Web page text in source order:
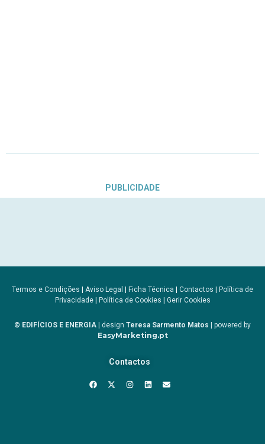
PUBLICIDADE
Termos e Condições | Aviso Legal | Ficha Técnica | Contactos | Política de
Privacidade| Política de Cookies | Gerir Cookies
© EDIFÍCIOS E ENERGIA | design Teresa Sarmento Matos | powered by
EasyMarketing.pt
Contactos